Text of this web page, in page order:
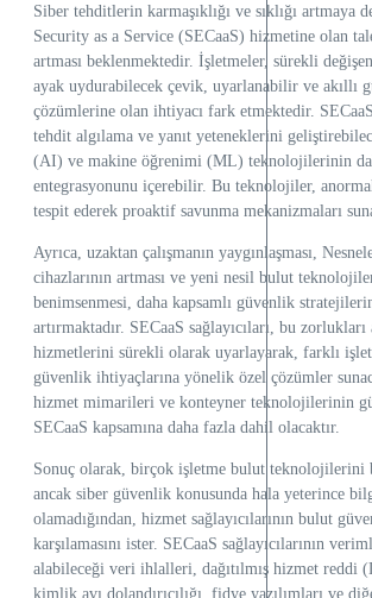
Siber tehditlerin karmaşıklığı ve sıklığı artmaya
Security as a Service (SECaaS) hizmetine olan
artması beklenmektedir. İşletmeler, sürekli
ayak uydurabilecek çevik, uyarlanabilir ve akıllı
çözümlerine olan ihtiyacı fark etmektedir.
tehdit algılama ve yanıt yeteneklerini
(AI) ve makine öğrenimi (ML) teknolojilerinin
entegrasyonunu içerebilir. Bu teknolojiler,
tespit ederek proaktif savunma mekanizmaları
Ayrıca, uzaktan çalışmanın yaygınlaşması,
cihazlarının artması ve yeni nesil bulut
benimsenmesi, daha kapsamlı güvenlik
artırmaktadır. SECaaS sağlayıcıları, bu
hizmetlerini sürekli olarak uyarlayarak, farklı
güvenlik ihtiyaçlarına yönelik özel çözümler
hizmet mimarileri ve konteyner teknolojilerinin
SECaaS kapsamına daha fazla dahil olacaktır.
Sonuç olarak, birçok işletme bulut teknolojilerini
ancak siber güvenlik konusunda hala yeterince
olamadığından, hizmet sağlayıcılarının bulut
karşılamasını ister. SECaaS sağlayıcılarının
alabileceği veri ihlalleri, dağıtılmış hizmet reddi
kimlik avı dolandırıcılığı, fidye yazılımları ve